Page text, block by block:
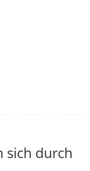
sich durch